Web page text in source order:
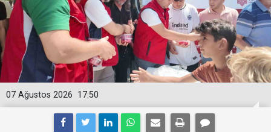
17:50
07 Ağustos 2026